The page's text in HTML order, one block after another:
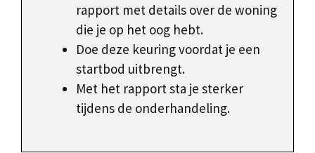
rapport met details over de woning
die je op het oog hebt.
Doe deze keuring voordat je een
startbod uitbrengt.
Met het rapport sta je sterker
tijdens de onderhandeling.